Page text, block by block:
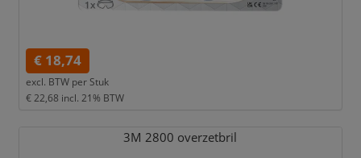
€ 18,74
excl. BTW per Stuk
€ 22,68 incl. 21% BTW
3M 2800 overzetbril